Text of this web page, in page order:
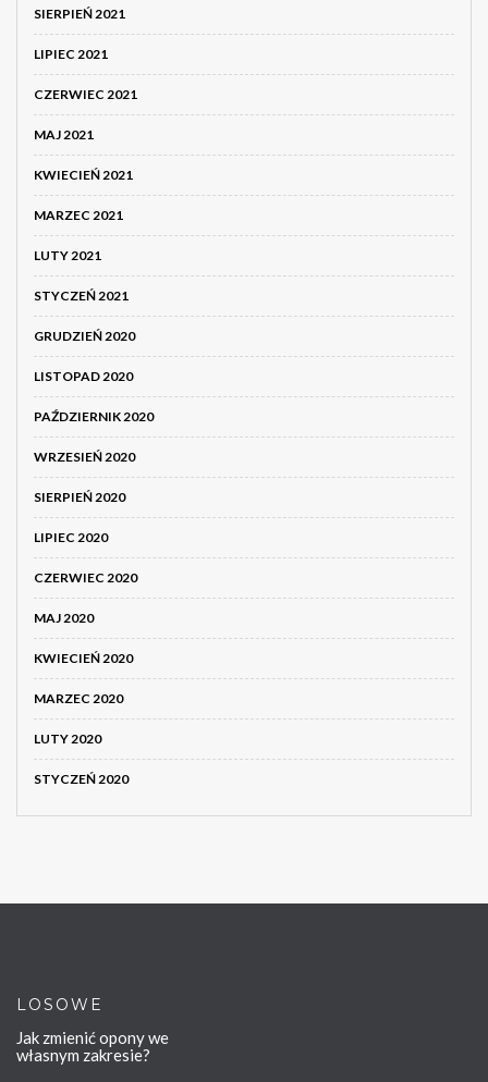
SIERPIEŃ 2021
LIPIEC 2021
CZERWIEC 2021
MAJ 2021
KWIECIEŃ 2021
MARZEC 2021
LUTY 2021
STYCZEŃ 2021
GRUDZIEŃ 2020
LISTOPAD 2020
PAŹDZIERNIK 2020
WRZESIEŃ 2020
SIERPIEŃ 2020
LIPIEC 2020
CZERWIEC 2020
MAJ 2020
KWIECIEŃ 2020
MARZEC 2020
LUTY 2020
STYCZEŃ 2020
LOSOWE
Jak zmienić opony we
własnym zakresie?